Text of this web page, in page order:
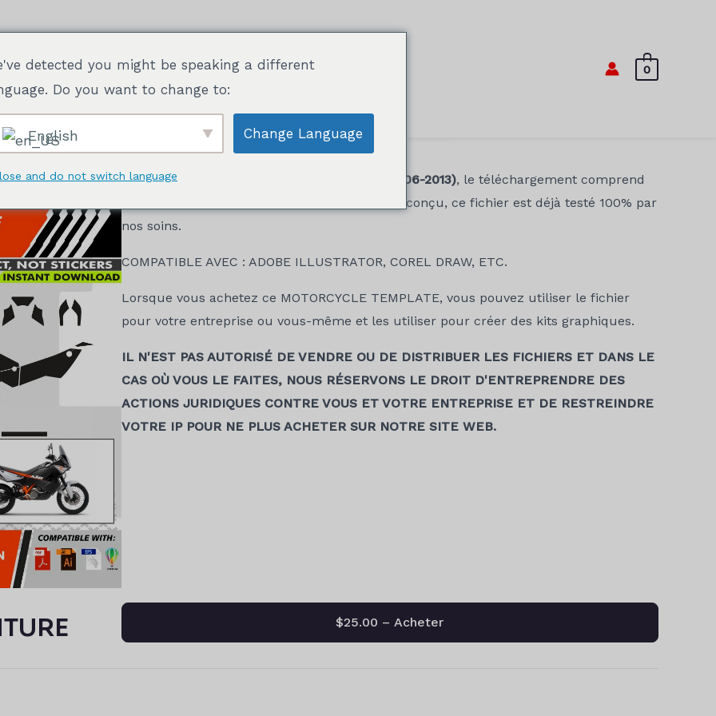
Moto dessins Prêts À Imprimer Packs 0
C'est unGABARIT KTM 990 ADVENTURE (2006-2013), le téléchargement comprend
le fichier PDF à l'échelle réelle 1:1, prêt à être conçu, ce fichier est déjà testé 100% par
nos soins.
COMPATIBLE AVEC : ADOBE ILLUSTRATOR, COREL DRAW, ETC.
Lorsque vous achetez ce MOTORCYCLE TEMPLATE, vous pouvez utiliser le fichier
pour votre entreprise ou vous-même et les utiliser pour créer des kits graphiques.
IL N'EST PAS AUTORISÉ DE VENDRE OU DE DISTRIBUER LES FICHIERS ET DANS LE
CAS OÙ VOUS LE FAITES, NOUS RÉSERVONS LE DROIT D'ENTREPRENDRE DES
ACTIONS JURIDIQUES CONTRE VOUS ET VOTRE ENTREPRISE ET DE RESTREINDRE
VOTRE IP POUR NE PLUS ACHETER SUR NOTRE SITE WEB.
$25.00 – Acheter
detected you might be speaking a different
Do you want to change to:
English Change Language
and do not switch language